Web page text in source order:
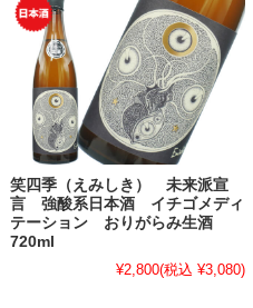
笑四季（えみしき） 未来派宣
言 強酸系日本酒 イチゴメディ
テーション おりがらみ生酒
720ml
¥2,800(税込 ¥3,080)